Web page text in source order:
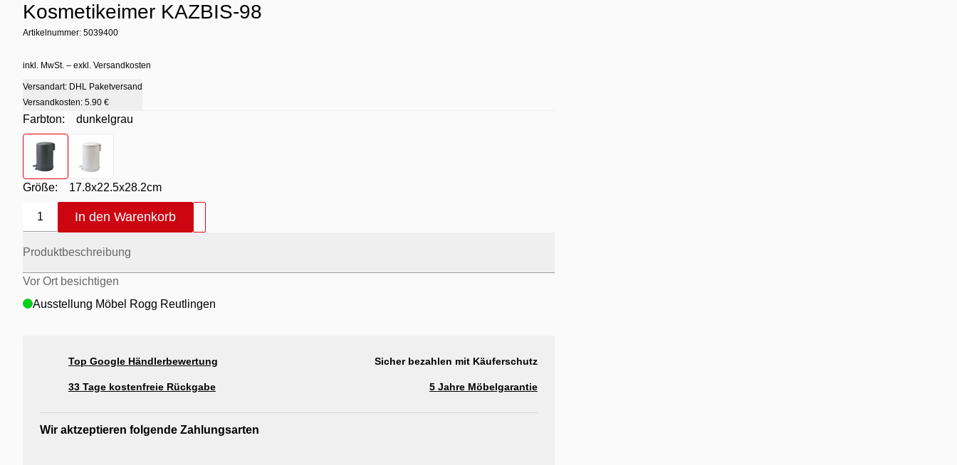
Kosmetikeimer KAZBIS-98
Artikelnummer: 5039400
inkl. MwSt. – exkl. Versandkosten
Versandart: DHL Paketversand
Versandkosten: 5.90 €
Farbton:
dunkelgrau
Farbton
- dunkelgrau
Farbton
Größe: 17.8x22.5x28.2cm
1 In den Warenkorb
Produktbeschreibung
Vor Ort besichtigen
Ausstellung Möbel Rogg Reutlingen
Top Google Händlerbewertung Sicher bezahlen mit Käuferschutz
33 Tage kostenfreie Rückgabe 5 Jahre Möbelgarantie
Wir aktzeptieren folgende Zahlungsarten